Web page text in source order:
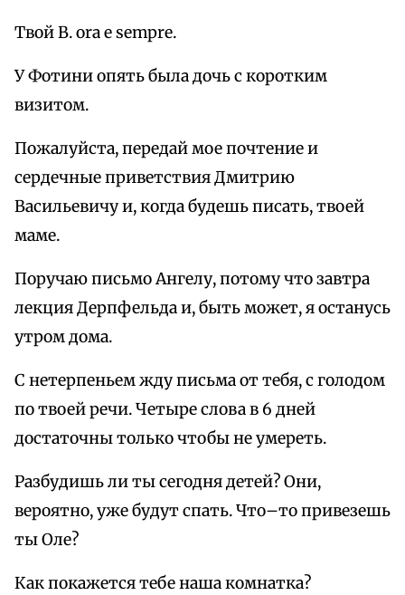
Твой В. ora e sempre.
У Фотини опять была дочь с коротким
визитом.
Пожалуйста, передай мое почтение и
сердечные приветствия Дмитрию
Васильевичу и, когда будешь писать, твоей
маме.
Поручаю письмо Ангелу, потому что завтра
лекция Дерпфельда и, быть может, я останусь
утром дома.
С нетерпеньем жду письма от тебя, с голодом
по твоей речи. Четыре слова в 6 дней
достаточны только чтобы не умереть.
Разбудишь ли ты сегодня детей? Они,
вероятно, уже будут спать. Что–то привезешь
ты Оле?
Как покажется тебе наша комнатка?